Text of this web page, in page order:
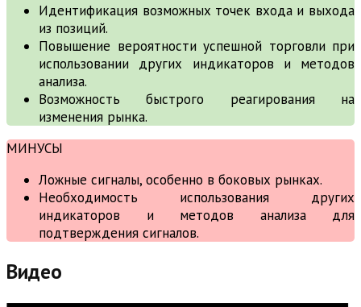
Идентификация возможных точек входа и выхода
из позиций.
Повышение вероятности успешной торговли при
использовании других индикаторов и методов
анализа.
Возможность быстрого реагирования на
изменения рынка.
МИНУСЫ
Ложные сигналы, особенно в боковых рынках.
Необходимость использования других
индикаторов и методов анализа для
подтверждения сигналов.
Видео